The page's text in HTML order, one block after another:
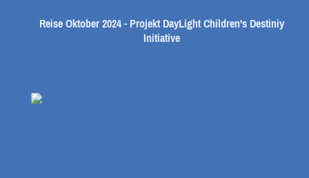
Reise Oktober 2024 - Projekt DayLight Children's Destiniy
Initiative